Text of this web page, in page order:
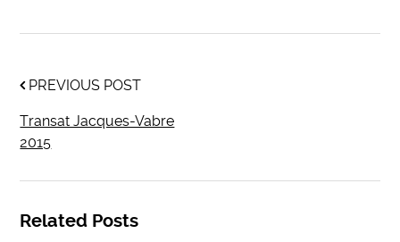
PREVIOUS POST
Transat Jacques-Vabre
2015
Related Posts